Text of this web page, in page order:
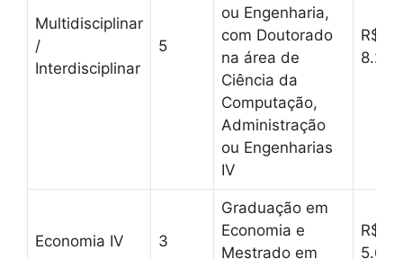
Multidisciplinar
/
Interdisciplinar
5
ou Engenharia,
com Doutorado
na área de
Ciência da
Computação,
Administração
ou Engenharias
IV
R$
Economia IV 3
Graduação em
Economia e
Mestrado em
R$